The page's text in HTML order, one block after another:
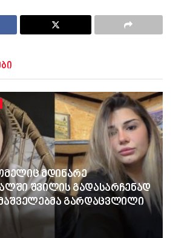
მდინარე
შვილის გადასარჩენად
გარდაცვლილი